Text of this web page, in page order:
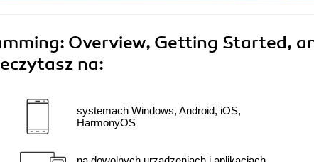
Overview, Getting Started,
na:
systemach Windows, Android, iOS,
HarmonyOS